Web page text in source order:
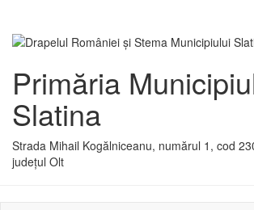
Primăria
Slatina
Strada Mihail Kogălniceanu, numărul 1, cod
județul Olt